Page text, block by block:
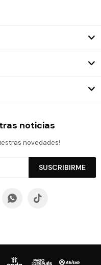
noticias
novedades!
SUSCRIBIRME
 